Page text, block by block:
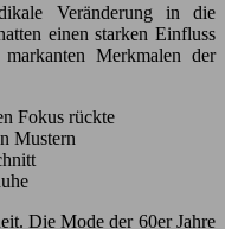
Veränderung in die
einen starken Einfluss
Merkmalen der
Fokus rückte
Mustern
Die Mode der 60er Jahre